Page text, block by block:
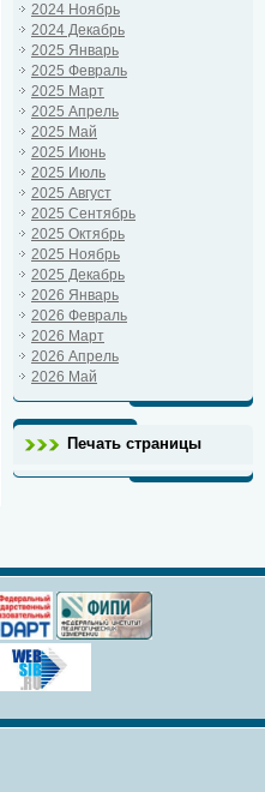
2024 Ноябрь
2024 Декабрь
2025 Январь
2025 Февраль
2025 Март
2025 Апрель
2025 Май
2025 Июнь
2025 Июль
2025 Август
2025 Сентябрь
2025 Октябрь
2025 Ноябрь
2025 Декабрь
2026 Январь
2026 Февраль
2026 Март
2026 Апрель
2026 Май
Печать страницы